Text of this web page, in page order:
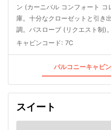
ン (カーニバル コンフォート
庫。十分なクローゼットと引き
調。バスローブ (リクエスト制)。
キャビンコード: 7C
バルコニーキャビ
スイート